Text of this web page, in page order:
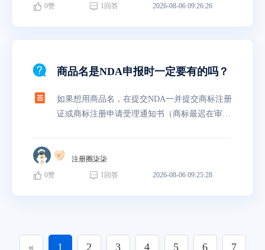
0赞 1 回答 2026-08-06 09:26:26
商品名是NDA申报时一定要有的吗？
如果想用商品名，在提交NDA一并提交商标注册
证或商标注册申请受理通知书（商标最迟在审评
注册圈柒柒
0赞 1 回答 2026-08-06 09:25:28
« 1 2 3 4 5 6 7